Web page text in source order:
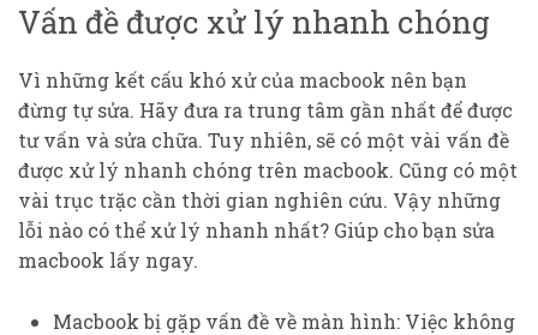
Vấn đề được xử lý nhanh chóng
Vì những kết cấu khó xử của macbook nên bạn
đừng tự sửa. Hãy đưa ra trung tâm gần nhất để được
tư vấn và sửa chữa. Tuy nhiên, sẽ có một vài vấn đề
được xử lý nhanh chóng trên macbook. Cũng có một
vài trục trặc cần thời gian nghiên cứu. Vậy những
lỗi nào có thể xử lý nhanh nhất? Giúp cho bạn sửa
macbook lấy ngay.
Macbook bị gặp vấn đề về màn hình: Việc không